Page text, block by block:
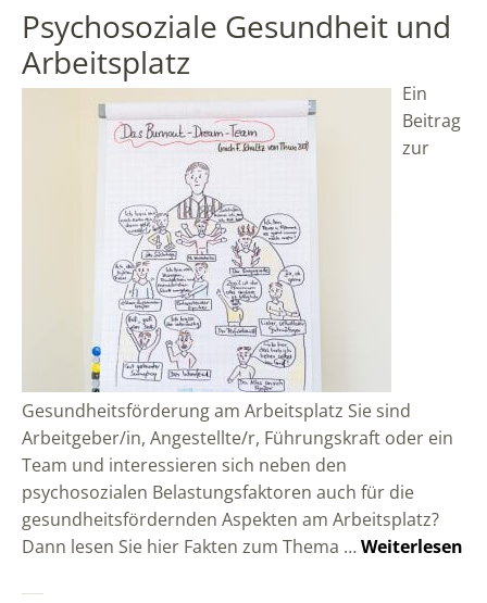
Psychosoziale Gesundheit und
Arbeitsplatz
Ein
Beitrag
zur
Gesundheitsförderung am Arbeitsplatz Sie sind
Arbeitgeber/in, Angestellte/r, Führungskraft oder ein
Team und interessieren sich neben den
psychosozialen Belastungsfaktoren auch für die
gesundheitsfördernden Aspekten am Arbeitsplatz?
Dann lesen Sie hier Fakten zum Thema …Weiterlesen